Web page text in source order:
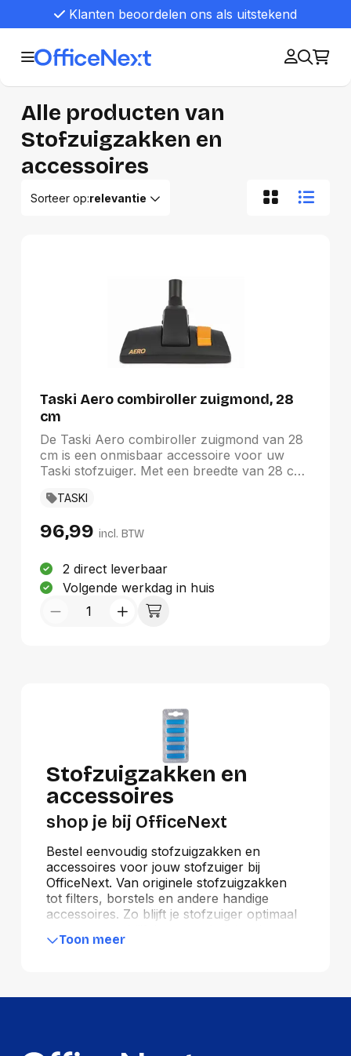
Klanten beoordelen ons als uitstekend
Alle producten van
Stofzuigzakken en
accessoires
Sorteer op:relevantie
Goedkoopste eerst
Duurste eerst
Taski Aero combiroller zuigmond, 28
cm
De Taski Aero combiroller zuigmond van 28
cm is een onmisbaar accessoire voor uw
Taski stofzuiger. Met een breedte van 28 cm
zuigmond krachtige en efficiënte reiniging.
stijlvolle touch toe aan uw
zowel harde vloeren als tapijten, biedt deze
combiroller veelzijdigheid en gebruiksgemak
in uw schoonmaakroutine.
TASKI
96,99 incl. BTW
2 direct leverbaar
Volgende werkdag in huis
Stofzuigzakken en
accessoires
shop je bij OfficeNext
Bestel eenvoudig stofzuigzakken en
accessoires voor jouw stofzuiger bij
OfficeNext. Van originele stofzuigzakken
tot filters, borstels en andere handige
accessoires. Zo blijft je stofzuiger optimaal
en fris. Wij leveren snel uit voorraad en
Toon meer